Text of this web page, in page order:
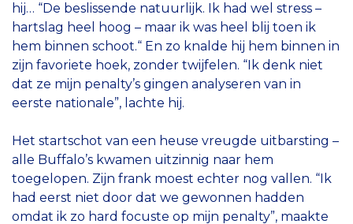
hij… “De beslissende natuurlijk. Ik had wel stress –
hartslag heel hoog – maar ik was heel blij toen ik
hem binnen schoot.“ En zo knalde hij hem binnen in
zijn favoriete hoek, zonder twijfelen. “Ik denk niet
dat ze mijn penalty’s gingen analyseren van in
eerste nationale”, lachte hij.
Het startschot van een heuse vreugde uitbarsting –
alle Buffalo’s kwamen uitzinnig naar hem
toegelopen. Zijn frank moest echter nog vallen. “Ik
had eerst niet door dat we gewonnen hadden
omdat ik zo hard focuste op mijn penalty”, maakte